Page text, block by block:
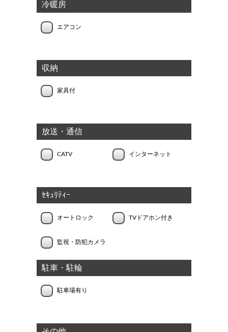
冷暖房
エアコン
収納
家具付
放送・通信
CATV インターネット
ｾｷｭﾘﾃｨｰ
オートロック TVドアホン付き
監視・防犯カメラ
駐車・駐輪
駐車場有り